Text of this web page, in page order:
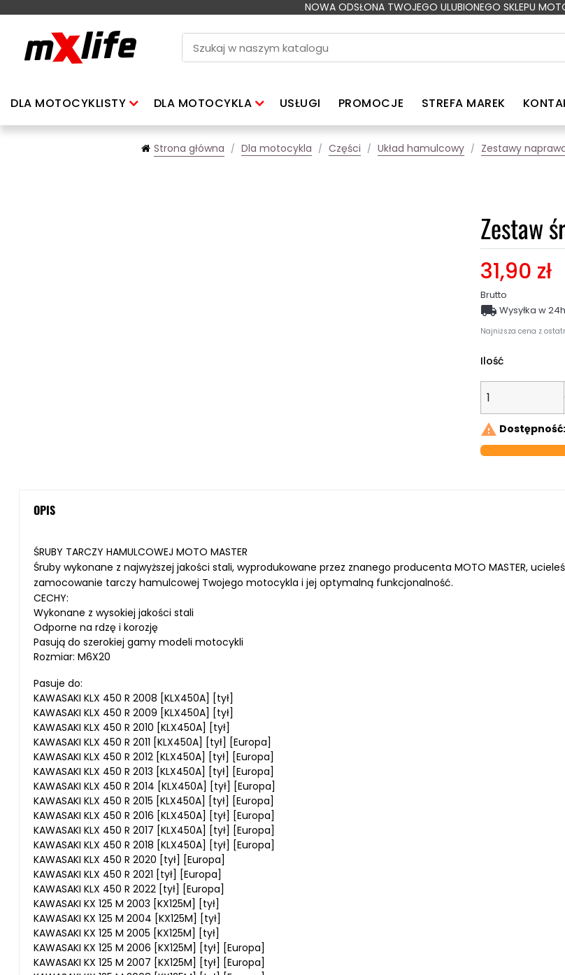
NOWA ODSŁONA TWOJEGO ULUBIONEGO SKLEPU
DLA MOTOCYKLISTY DLA MOTOCYKLA USŁUGI PROMOCJE STREFA MAREK
Strona główna Dla motocykla Części Układ hamulcowy Zestawy
Zestaw
31,90 zł
Brutto
Najniższa cena z
 Wysyłka w 24h
Ilość

OPIS
ŚRUBY TARCZY HAMULCOWEJ MOTO MASTER
Śruby wykonane z najwyższej jakości stali, wyprodukowane przez znanego producenta MOTO MASTER,
zamocowanie tarczy hamulcowej Twojego motocykla i jej optymalną funkcjonalność.
CECHY:
Wykonane z wysokiej jakości stali
Odporne na rdzę i korozję
Pasują do szerokiej gamy modeli motocykli
Rozmiar: M6X20
Pasuje do:
KAWASAKI KLX 450 R 2008 [KLX450A] [tył]
KAWASAKI KLX 450 R 2009 [KLX450A] [tył]
KAWASAKI KLX 450 R 2010 [KLX450A] [tył]
KAWASAKI KLX 450 R 2011 [KLX450A] [tył] [Europa]
KAWASAKI KLX 450 R 2012 [KLX450A] [tył] [Europa]
KAWASAKI KLX 450 R 2013 [KLX450A] [tył] [Europa]
KAWASAKI KLX 450 R 2014 [KLX450A] [tył] [Europa]
KAWASAKI KLX 450 R 2015 [KLX450A] [tył] [Europa]
KAWASAKI KLX 450 R 2016 [KLX450A] [tył] [Europa]
KAWASAKI KLX 450 R 2017 [KLX450A] [tył] [Europa]
KAWASAKI KLX 450 R 2018 [KLX450A] [tył] [Europa]
KAWASAKI KLX 450 R 2020 [tył] [Europa]
KAWASAKI KLX 450 R 2021 [tył] [Europa]
KAWASAKI KLX 450 R 2022 [tył] [Europa]
KAWASAKI KX 125 M 2003 [KX125M] [tył]
KAWASAKI KX 125 M 2004 [KX125M] [tył]
KAWASAKI KX 125 M 2005 [KX125M] [tył]
KAWASAKI KX 125 M 2006 [KX125M] [tył] [Europa]
KAWASAKI KX 125 M 2007 [KX125M] [tył] [Europa]